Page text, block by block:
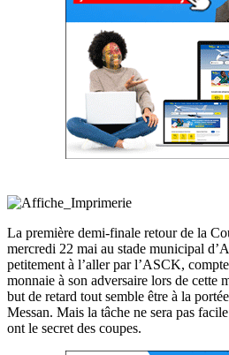
La première demi-finale retour de la
mercredi 22 mai au stade municipal
petitement à l’aller par l’ASCK,
monnaie à son adversaire lors de cette
but de retard tout semble être à la
Messan. Mais la tâche ne sera pas
ont le secret des coupes.